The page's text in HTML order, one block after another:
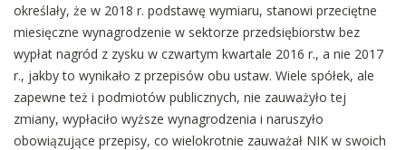
określały, że w 2018 r. podstawę wymiaru, stanowi przeciętne
miesięczne wynagrodzenie w sektorze przedsiębiorstw bez
wypłat nagród z zysku w czwartym kwartale 2016 r., a nie 2017
r., jakby to wynikało z przepisów obu ustaw. Wiele spółek, ale
zapewne też i podmiotów publicznych, nie zauważyło tej
zmiany, wypłaciło wyższe wynagrodzenia i naruszyło
obowiązujące przepisy, co wielokrotnie zauważał NIK w swoich